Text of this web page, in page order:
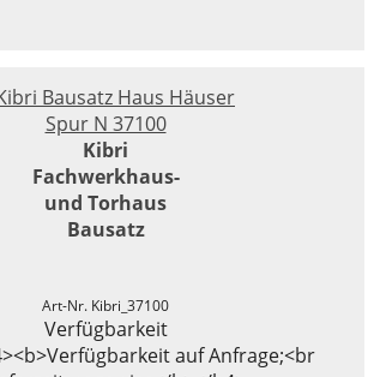
Kibri
Fachwerkhaus-
und Torhaus
Bausatz
Art-Nr. Kibri_37100
Verfügbarkeit